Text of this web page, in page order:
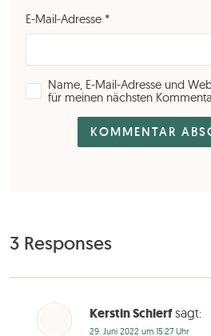
3 Responses
Kerstin Schlerf sagt:
29. Juni 2022 um 15:27 Uhr
E-Mail-Adresse *
Name, E-Mail-Adresse und
für meinen nächsten